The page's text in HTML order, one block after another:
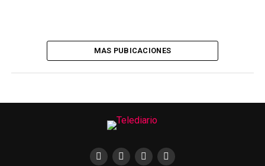
MAS PUBICACIONES